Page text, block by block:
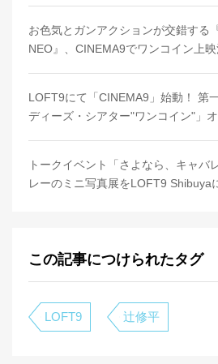
お色気とガンアクションが交錯する
NEO』、CINEMA9でワンコイン上
LOFT9にて「CINEMA9」始動！ 第
ディーズ・シアター"ワンコイン"」
トークイベント「さよなら、キャバ
レーのミニ写真展をLOFT9 Shibuya
この記事につけられたタグ
LOFT9 辻修平